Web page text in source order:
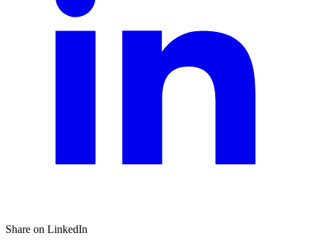
Share on LinkedIn